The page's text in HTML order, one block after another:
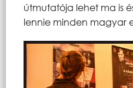
útmutatója lehet ma is
lennie minden magyar